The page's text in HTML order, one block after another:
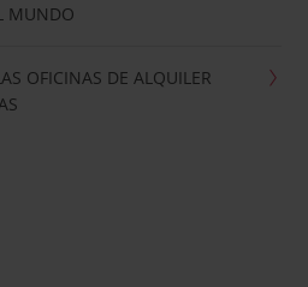
MUNDO
OFICINAS DE ALQUILER